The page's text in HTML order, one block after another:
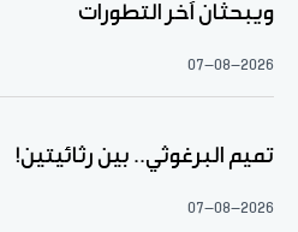
ويبحثان آخر التطورات
07-08-2026
تميم البرغوثي.. بين رثائيتين!
07-08-2026